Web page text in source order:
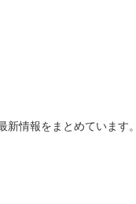
情報をまとめています